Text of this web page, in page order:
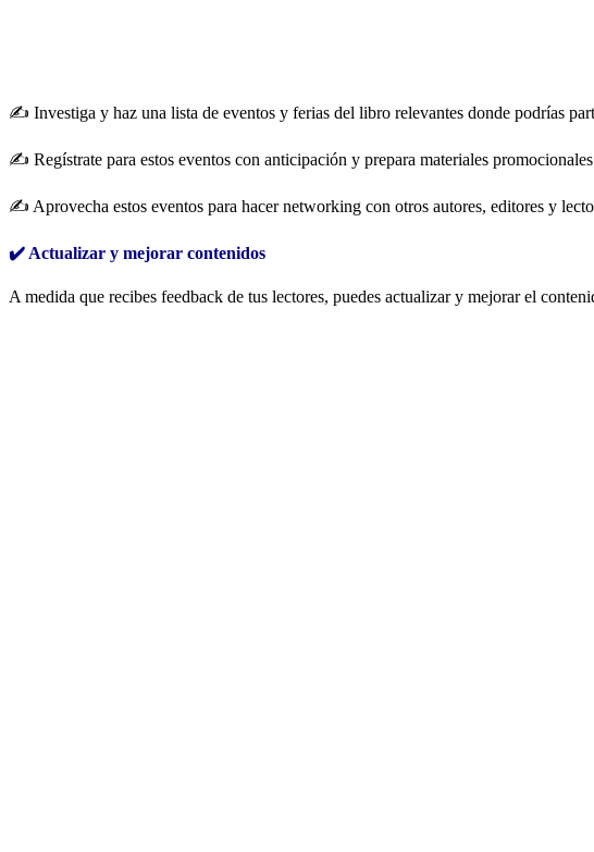
✍️ Investiga y haz una lista de eventos y ferias del libro relevantes donde podrías
✍️ Regístrate para estos eventos con anticipación y prepara materiales
✍️ Aprovecha estos eventos para hacer networking con otros autores, editores y
✔️ Actualizar y mejorar contenidos
A medida que recibes feedback de tus lectores, puedes actualizar y mejorar el